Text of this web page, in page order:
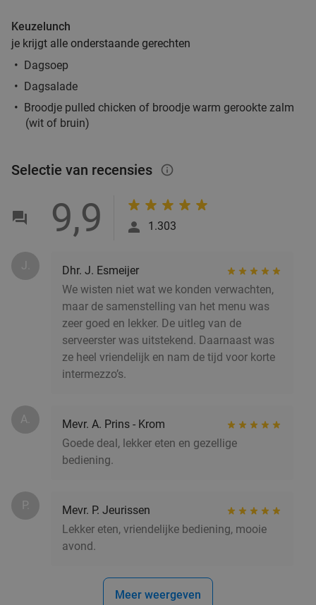
Keuzelunch
je krijgt alle onderstaande gerechten
Dagsoep
Dagsalade
Broodje pulled chicken of broodje warm gerookte zalm
(wit of bruin)
Selectie van recensies info_outlined
9,9 1.303
J.
Dhr. J. Esmeijer
We wisten niet wat we konden verwachten,
maar de samenstelling van het menu was
zeer goed en lekker. De uitleg van de
serveerster was uitstekend. Daarnaast was
ze heel vriendelijk en nam de tijd voor korte
intermezzo’s.
A.
Mevr. A. Prins - Krom
Goede deal, lekker eten en gezellige
bediening.
P.
Mevr. P. Jeurissen
Lekker eten, vriendelijke bediening, mooie
avond.
Meer weergeven